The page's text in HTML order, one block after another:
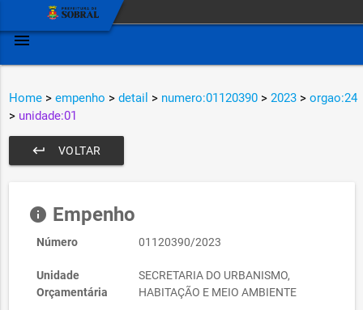
menu
Home > empenho > detail > numero:01120390 > 2023 > orgao:24
> unidade:01
VOLTAR
keyboard_return
info Empenho
Número 01120390/2023
Unidade
Orçamentária
SECRETARIA DO URBANISMO,
HABITAÇÃO E MEIO AMBIENTE